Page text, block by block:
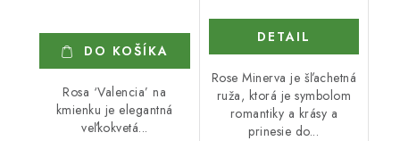
DO KOŠÍKA
Rosa ‘Valencia’ na
kmienku je elegantná
veľkokvetá...
DETAIL
Rose Minerva je šľachetná
ruža, ktorá je symbolom
romantiky a krásy a
prinesie do...